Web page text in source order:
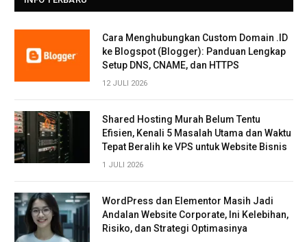
Cara Menghubungkan Custom Domain .ID
ke Blogspot (Blogger): Panduan Lengkap
Setup DNS, CNAME, dan HTTPS
12 JULI 2026
Shared Hosting Murah Belum Tentu
Efisien, Kenali 5 Masalah Utama dan Waktu
Tepat Beralih ke VPS untuk Website Bisnis
1 JULI 2026
WordPress dan Elementor Masih Jadi
Andalan Website Corporate, Ini Kelebihan,
Risiko, dan Strategi Optimasinya